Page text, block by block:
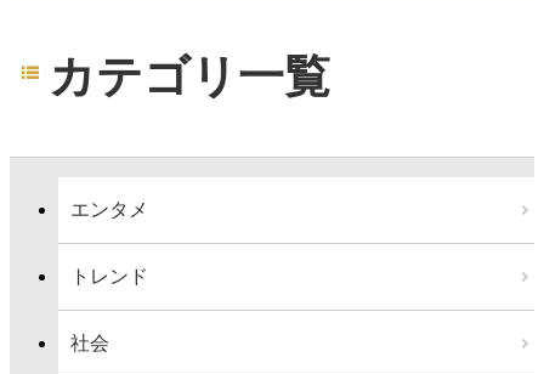
カテゴリ一覧
エンタメ
トレンド
社会